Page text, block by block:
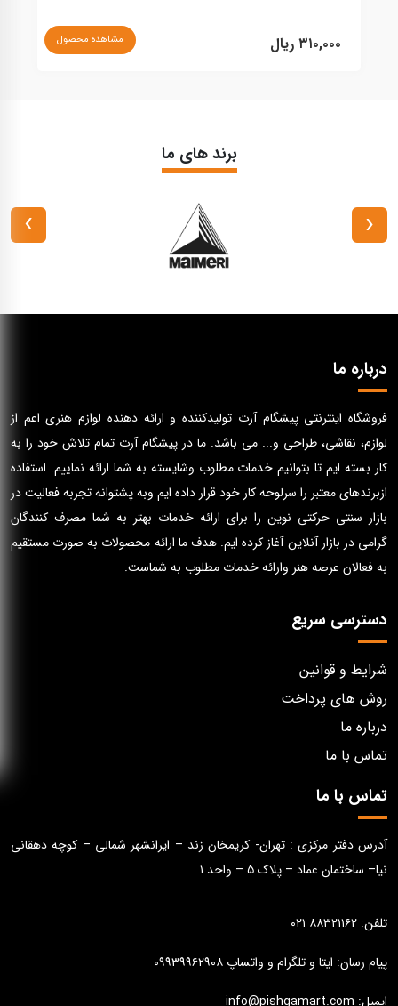
۳۱۰,۰۰۰ ریال مشاهده محصول
برند های ما
‹
›
درباره ما
فروشگاه اینترنتی پیشگام آرت تولیدکننده و ارائه دهنده لوازم هنری اعم از
لوازم، نقاشی، طراحی و... می باشد. ما در پیشگام آرت تمام تلاش خود را به
کار بسته ایم تا بتوانیم خدمات مطلوب وشایسته به شما ارائه نماییم. استفاده
ازبرندهای معتبر را سرلوحه کار خود قرار داده ایم وبه پشتوانه تجربه فعالیت در
بازار سنتی حرکتی نوین را برای ارائه خدمات بهتر به شما مصرف کنندگان
گرامی در بازار آنلاین آغاز کرده ایم. هدف ما ارائه محصولات به صورت مستقیم
به فعالان عرصه هنر وارائه خدمات مطلوب به شماست.
دسترسی سریع
شرایط و قوانین
روش های پرداخت
درباره ما
تماس با ما
تماس با ما
آدرس دفتر مرکزی : تهران- کریمخان زند – ایرانشهر شمالی – کوچه دهقانی
نیا– ساختمان عماد – پلاک ۵ – واحد ۱
تلفن: ۸۸۳۲۱۱۶۲ ۰۲۱
پیام رسان: ایتا و تلگرام و واتساپ ۰۹۹۳۹۹۶۲۹۰۸
ایمیل: info@pishgamart.com